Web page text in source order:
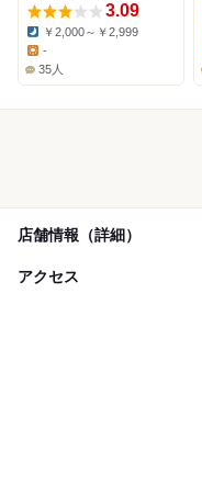
3.09
Dinner:
￥2,000～￥2,999
Lunch:
-
35人
店舗情報（詳細）
アクセス